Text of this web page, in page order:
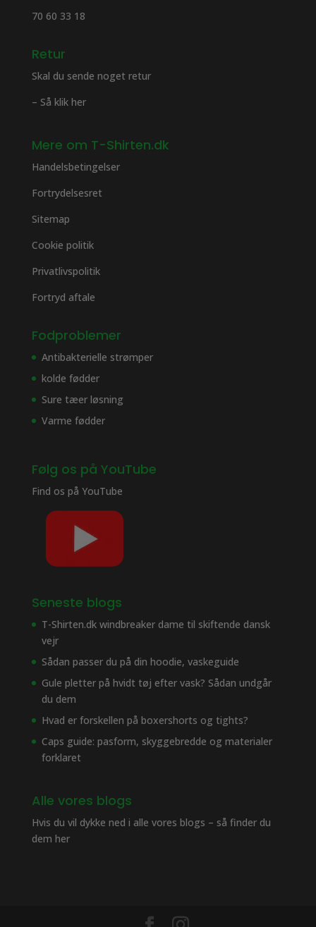
70 60 33 18
Retur
Skal du sende noget retur
– Så klik her
Mere om T-Shirten.dk
Handelsbetingelser
Fortrydelsesret
Sitemap
Cookie politik
Privatlivspolitik
Fortryd aftale
Fodproblemer
Antibakterielle strømper
kolde fødder
Sure tæer løsning
Varme fødder
Følg os på YouTube
Find os på YouTube
Seneste blogs
T-Shirten.dk windbreaker dame til skiftende dansk
vejr
Sådan passer du på din hoodie, vaskeguide
Gule pletter på hvidt tøj efter vask? Sådan undgår
du dem
Hvad er forskellen på boxershorts og tights?
Caps guide: pasform, skyggebredde og materialer
forklaret
Alle vores blogs
Hvis du vil dykke ned i alle vores blogs – så finder du
dem her